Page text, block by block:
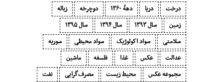
درخت
دریا دههٔ ۱‍۳۶۰ دوچرخه
زباله
زمین
سال ۱۳۹۳ سال ۱۳۹۴
سال ۱۳۹۵
سلامتی
سواد اکولوژیک سواد محیطی
سوریه
عدالت
عکس غذا فلسفه
ماشین
مجموعه عکس
محیط زیست مصرف‌گرایی‬
نفت